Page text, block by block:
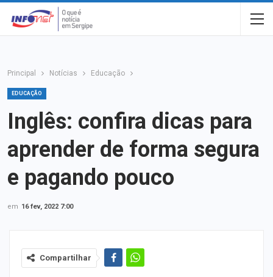
Principal Notícias Educação
EDUCAÇÃO
Inglês: confira dicas para
aprender de forma segura
e pagando pouco
em 16 fev, 2022 7:00
Compartilhar